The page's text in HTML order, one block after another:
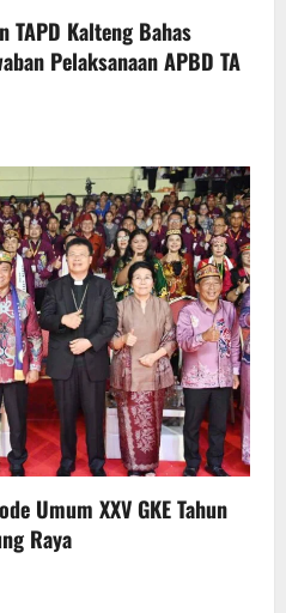
TAPD Kalteng Bahas
Pelaksanaan APBD TA
Umum XXV GKE Tahun
Raya